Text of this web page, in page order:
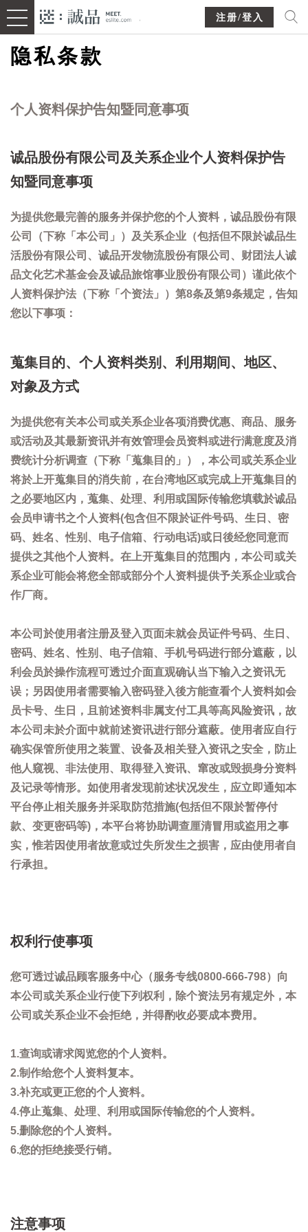
注册/登入
隐私条款
个人资料保护告知暨同意事项
诚品股份有限公司及关系企业个人资料保护告
知暨同意事项
为提供您最完善的服务并保护您的个人资料，诚品股份有限
公司（下称「本公司」）及关系企业（包括但不限於诚品生
活股份有限公司、诚品开发物流股份有限公司、财团法人诚
品文化艺术基金会及诚品旅馆事业股份有限公司）谨此依个
人资料保护法（下称「个资法」）第8条及第9条规定，告知
您以下事项：
蒐集目的、个人资料类别、利用期间、地区、
对象及方式
为提供您有关本公司或关系企业各项消费优惠、商品、服务
或活动及其最新资讯并有效管理会员资料或进行满意度及消
费统计分析调查（下称「蒐集目的」），本公司或关系企业
将於上开蒐集目的消失前，在台湾地区或完成上开蒐集目的
之必要地区内，蒐集、处理、利用或国际传输您填载於诚品
会员申请书之个人资料(包含但不限於证件号码、生日、密
码、姓名、性别、电子信箱、行动电话)或日後经您同意而
提供之其他个人资料。在上开蒐集目的范围内，本公司或关
系企业可能会将您全部或部分个人资料提供予关系企业或合
作厂商。
本公司於使用者注册及登入页面未就会员证件号码、生日、
密码、姓名、性别、电子信箱、手机号码进行部分遮蔽，以
利会员於操作流程可透过介面直观确认当下输入之资讯无
误；另因使用者需要输入密码登入後方能查看个人资料如会
员卡号、生日，且前述资料非属支付工具等高风险资讯，故
本公司未於介面中就前述资讯进行部分遮蔽。使用者应自行
确实保管所使用之装置、设备及相关登入资讯之安全，防止
他人窥视、非法使用、取得登入资讯、窜改或毁损身分资料
及记录等情形。如使用者发现前述状况发生，应立即通知本
平台停止相关服务并采取防范措施(包括但不限於暂停付
款、变更密码等)，本平台将协助调查厘清冒用或盗用之事
实，惟若因使用者故意或过失所发生之损害，应由使用者自
行承担。
权利行使事项
您可透过诚品顾客服务中心（服务专线0800-666-798）向
本公司或关系企业行使下列权利，除个资法另有规定外，本
公司或关系企业不会拒绝，并得酌收必要成本费用。
1.查询或请求阅览您的个人资料。
2.制作给您个人资料复本。
3.补充或更正您的个人资料。
4.停止蒐集、处理、利用或国际传输您的个人资料。
5.删除您的个人资料。
6.您的拒绝接受行销。
注意事项